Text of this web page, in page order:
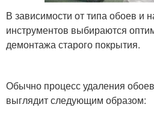
В зависимости от типа обоев и
инструментов выбираются
демонтажа старого покрытия.
Обычно процесс удаления
выглядит следующим образом: